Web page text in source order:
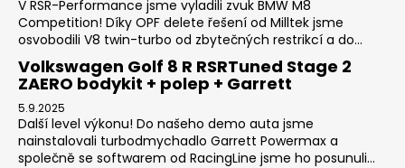
V RSR-Performance jsme vyladili zvuk BMW M8
Competition! Díky OPF delete řešení od Milltek jsme
osvobodili V8 twin-turbo od zbytečných restrikcí a do...
Volkswagen Golf 8 R RSRTuned Stage 2
ZAERO bodykit + polep + Garrett
5.9.2025
Další level výkonu! Do našeho demo auta jsme
nainstalovali turbodmychadlo Garrett Powermax a
společně se softwarem od RacingLine jsme ho posunuli...